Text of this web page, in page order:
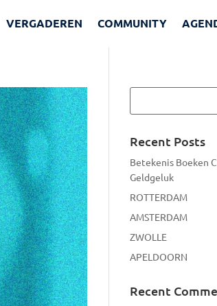
VERGADEREN COMMUNITY
Recent Posts
Betekenis Boeken
Geldgeluk
ROTTERDAM
AMSTERDAM
ZWOLLE
APELDOORN
Recent